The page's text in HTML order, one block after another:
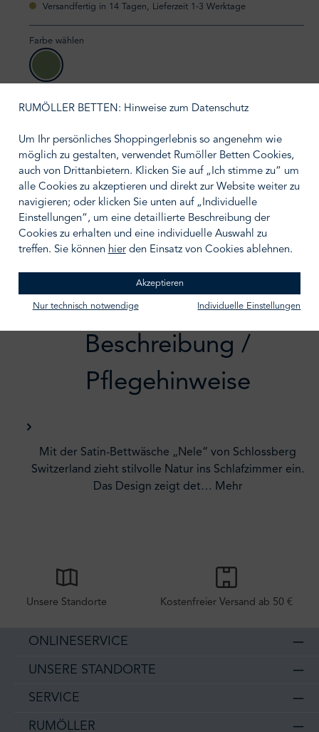
Versandfertig in 14 Tagen, Lieferzeit 1-3 Werktage
Farbe wählen
vert
Größe wählenauswählen
IN DEN WARENKORB
Zum Merkzettel hinzufügen
Beschreibung /
Pflegehinweise
Mit der Satin-Bettwäsche „Nele“ von Schlossberg
Switzerland zieht stilvolle Natur ins Schlafzimmer ein.
Das Design zeigt det… Mehr
Unsere Standorte Kostenfreier Versand ab 50 €
ONLINESERVICE
UNSERE STANDORTE
SERVICE
RUMÖLLER
RUMÖLLER BETTEN: Hinweise zum Datenschutz
Um Ihr persönliches Shoppingerlebnis so angenehm wie
möglich zu gestalten, verwendet Rumöller Betten Cookies,
auch von Drittanbietern. Klicken Sie auf „Ich stimme zu“ um
alle Cookies zu akzeptieren und direkt zur Website weiter zu
navigieren; oder klicken Sie unten auf „Individuelle
Einstellungen“, um eine detaillierte Beschreibung der
Cookies zu erhalten und eine individuelle Auswahl zu
treffen. Sie können hierden Einsatz von Cookies ablehnen.
Akzeptieren
Nur technisch notwendige Individuelle Einstellungen